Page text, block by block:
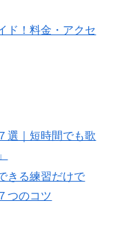
ド！料金・アクセ
選｜短時間でも歌
きる練習だけで
つのコツ